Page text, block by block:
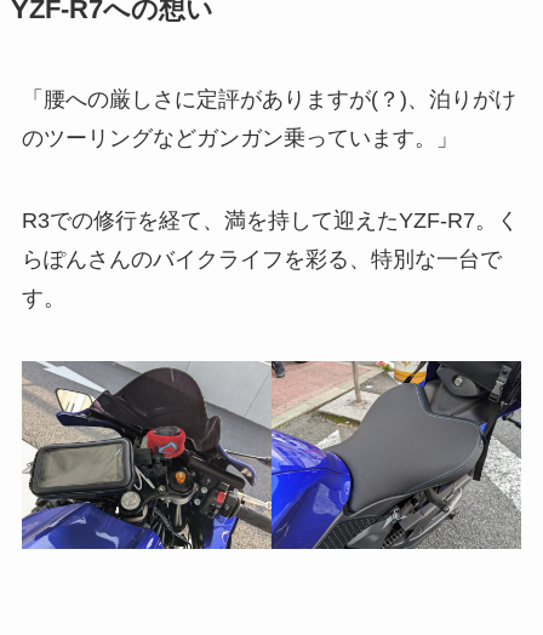
YZF-R7への想い
「腰への厳しさに定評がありますが(？)、泊りがけ
のツーリングなどガンガン乗っています。」
R3での修行を経て、満を持して迎えたYZF-R7。く
らぽんさんのバイクライフを彩る、特別な一台で
す。